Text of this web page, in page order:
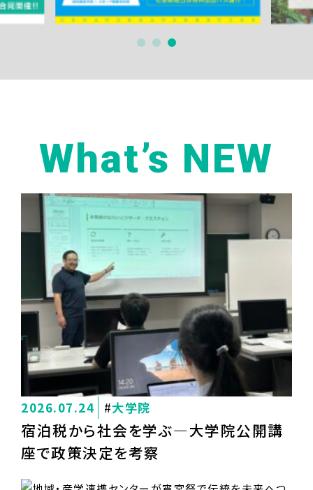
What’s NEW
2026.07.24 大学院
宿泊税から社会を学ぶ―大学院公開講
座で政策決定を考察